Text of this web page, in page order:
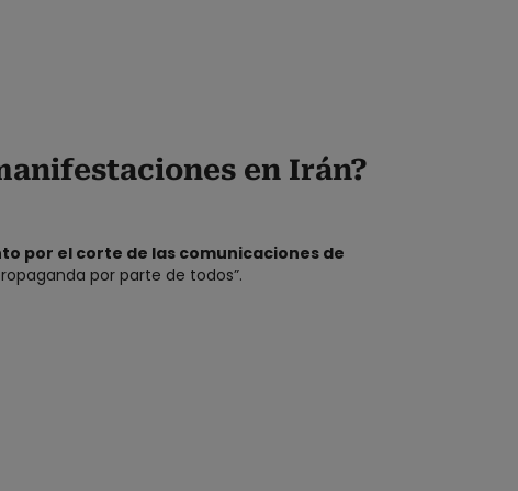
en Irán?
por el corte de las comunicaciones de
por parte de todos”.